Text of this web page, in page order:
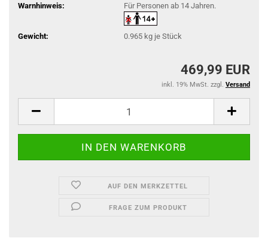
Warnhinweis:
Für Personen ab 14 Jahren.
Gewicht: 0.965kg je Stück
469,99 EUR
inkl. 19% MwSt. zzgl. Versand
AUF DEN MERKZETTEL
FRAGE ZUM PRODUKT